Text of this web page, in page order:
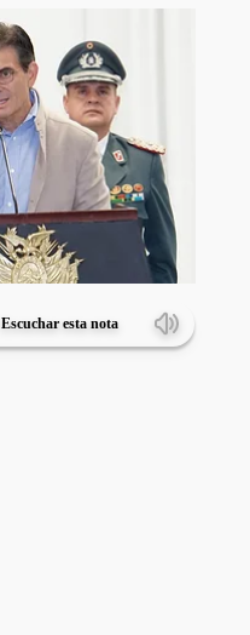
Escuchar esta nota